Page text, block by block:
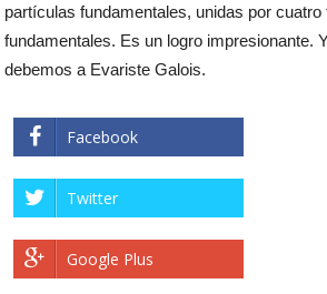
partículas fundamentales, unidas por cuatro
fundamentales. Es un logro impresionante.
debemos a Evariste Galois.
Facebook
Twitter
Google Plus